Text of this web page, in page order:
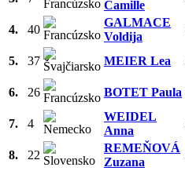
Camille
4. 40
GALMACE
Voldija
5. 37 MEIER Lea
6. 26 BOTET Paula
7. 4
WEIDEL
Anna
8. 22
REMEŇOVÁ
Zuzana